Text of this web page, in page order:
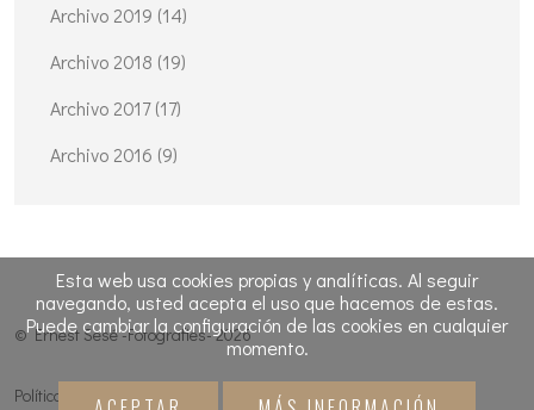
Esta web usa cookies propias y analíticas. Al seguir
navegando, usted acepta el uso que hacemos de estas.
Puede cambiar la configuración de las cookies en cualquier
momento.
Archivo 2019 (14)
Archivo 2018 (19)
Archivo 2017 (17)
Archivo 2016 (9)
© Ernest Sesé -Fotografies- 2026
Política de cookies